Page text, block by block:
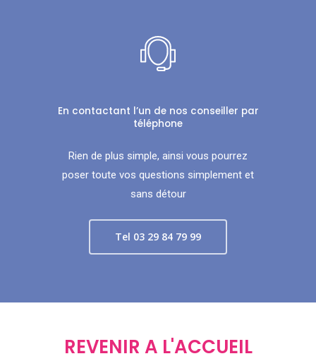
En contactant l’un de nos conseiller par
téléphone
Rien de plus simple, ainsi vous pourrez
poser toute vos questions simplement et
sans détour
Tel 03 29 84 79 99
REVENIR A L'ACCUEIL